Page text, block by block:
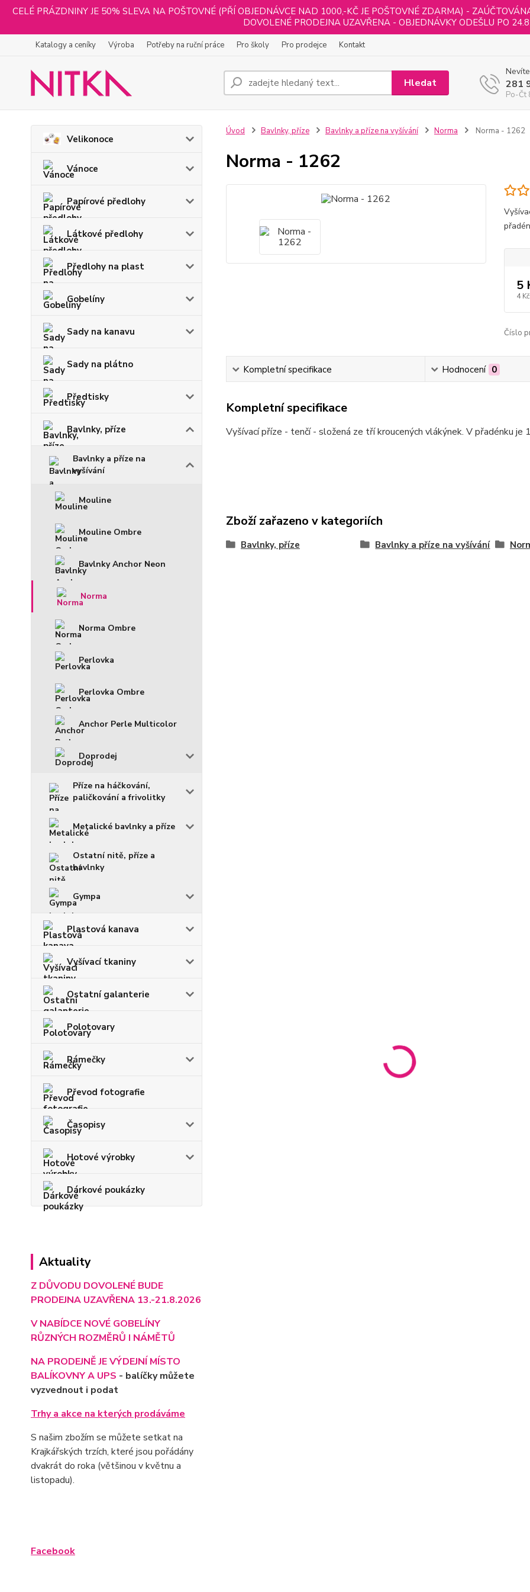
CELÉ PRÁZDNINY JE 50% SLEVA NA POŠTOVNÉ (PŘÍ OBJEDNÁVCE NAD 1000,-KČ JE POŠTOVNÉ ZDARMA) -
DOVOLENÉ PRODEJNA UZAVŘENA - OBJEDNÁVKY ODEŠLU PO
Katalogy a ceníky Výroba Potřeby na ruční práce Pro školy Pro prodejce Kontakt
Hledat 281
Po-Čt
Velikonoce
Vánoce
Papírové předlohy
Látkové předlohy
Předlohy na plast
Gobelíny
Sady na kanavu
Sady na plátno
Předtisky
Bavlnky, příze
Bavlnky a příze na
vyšívání
Mouline
Mouline Ombre
Bavlnky Anchor Neon
Norma
Norma Ombre
Perlovka
Perlovka Ombre
Anchor Perle Multicolor
Doprodej
Příze na háčkování,
paličkování a frivolitky
Metalické bavlnky a příze
Ostatní nitě, příze a
bavlnky
Gympa
Plastová kanava
Vyšívací tkaniny
Ostatní galanterie
Polotovary
Rámečky
Převod fotografie
Časopisy
Hotové výrobky
Dárkové poukázky
Aktuality
Z DŮVODU DOVOLENÉ BUDE
PRODEJNA UZAVŘENA 13.-21.8.2026
V NABÍDCE NOVÉ GOBELÍNY
RŮZNÝCH ROZMĚRŮ I NÁMĚTŮ
NA PRODEJNĚ JE VÝDEJNÍ MÍSTO
BALÍKOVNY A UPS - balíčky můžete
vyzvednout i podat
Trhy a akce na kterých prodáváme
S našim zbožím se můžete setkat na
Krajkářských trzích, které jsou pořádány
dvakrát do roka (většinou v květnu a
listopadu).
Facebook
Úvod Bavlnky, příze Bavlnky a příze na vyšívání Norma Norma - 1262
Norma - 1262
5
4 Kč
Číslo
Kompletní specifikace Hodnocení 0
Kompletní specifikace
Vyšívací příze - tenčí - složená ze tří kroucených vlákýnek. V přadénku
Zboží zařazeno v kategoriích
Bavlnky, příze Bavlnky a příze na vyšívání